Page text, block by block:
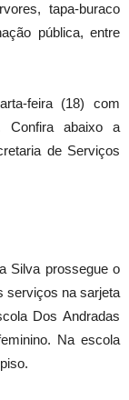
tapa-buraco
pública, entre
feira (18) com
Confira abaixo a
de Serviços
Silva prossegue o
serviços na sarjeta
Dos Andradas
Na escola